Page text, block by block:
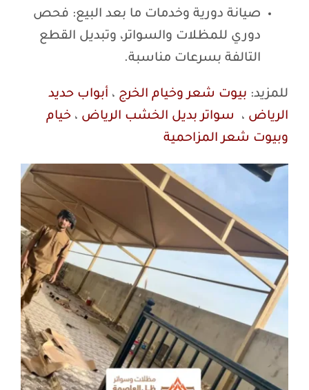
صيانة دورية وخدمات ما بعد البيع: فحص
دوري للمظلات والسواتر، وتبديل القطع
التالفة بسرعات مناسبة.
للمزيد: بيوت شعر وخيام الخرج ، أبواب حديد
الرياض ، سواتر بديل الخشب الرياض ، خيام
وبيوت شعر المزاحمية